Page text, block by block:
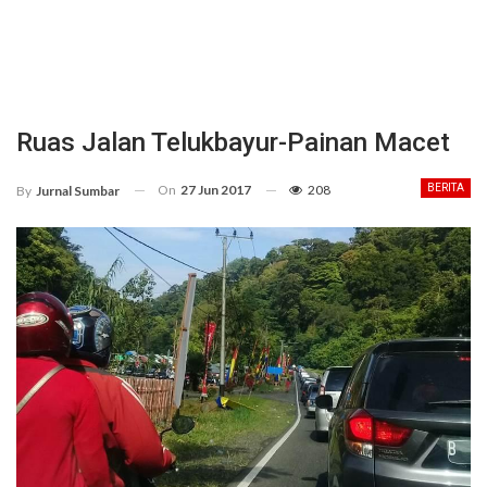
Ruas Jalan Telukbayur-Painan Macet
BERITA
By Jurnal Sumbar On 27 Jun 2017 208